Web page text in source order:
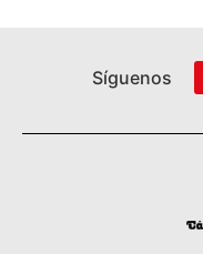
Síguenos